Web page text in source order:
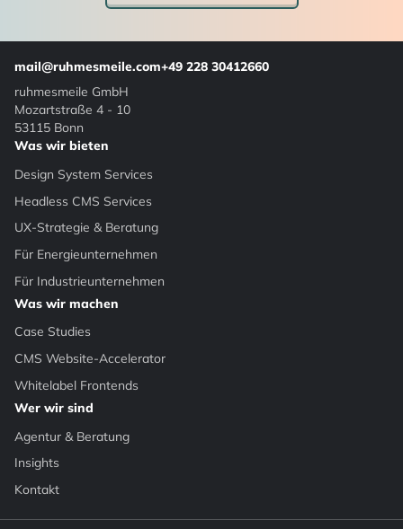
mail@ruhmesmeile.com+49 228 30412660
ruhmesmeile GmbH
Mozartstraße 4 - 10
53115 Bonn
Was wir bieten
Design System Services
Headless CMS Services
UX-Strategie & Beratung
Für Energieunternehmen
Für Industrieunternehmen
Was wir machen
Case Studies
CMS Website-Accelerator
Whitelabel Frontends
Wer wir sind
Agentur & Beratung
Insights
Kontakt